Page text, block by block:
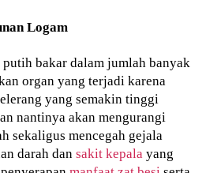
Logam
bakar dalam jumlah banyak
organ yang terjadi karena
yang semakin tinggi
nantinya akan mengurangi
sekaligus mencegah gejala
darah dansakit kepala yang